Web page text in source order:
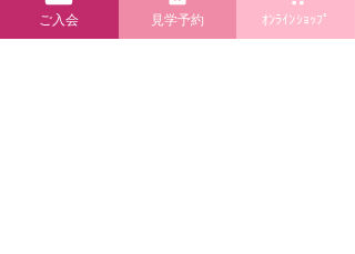
ご入会 見学予約 ｵﾝﾗｲﾝｼｮｯﾌﾟ